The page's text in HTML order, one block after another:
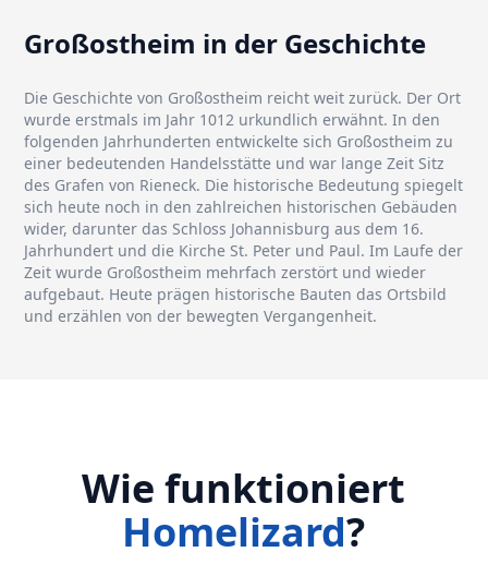
Großostheim in der Geschichte
Die Geschichte von Großostheim reicht weit zurück. Der Ort
wurde erstmals im Jahr 1012 urkundlich erwähnt. In den
folgenden Jahrhunderten entwickelte sich Großostheim zu
einer bedeutenden Handelsstätte und war lange Zeit Sitz
des Grafen von Rieneck. Die historische Bedeutung spiegelt
sich heute noch in den zahlreichen historischen Gebäuden
wider, darunter das Schloss Johannisburg aus dem 16.
Jahrhundert und die Kirche St. Peter und Paul. Im Laufe der
Zeit wurde Großostheim mehrfach zerstört und wieder
aufgebaut. Heute prägen historische Bauten das Ortsbild
und erzählen von der bewegten Vergangenheit.
Wie funktioniert
Homelizard?